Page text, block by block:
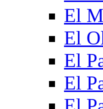
El
El
El
El